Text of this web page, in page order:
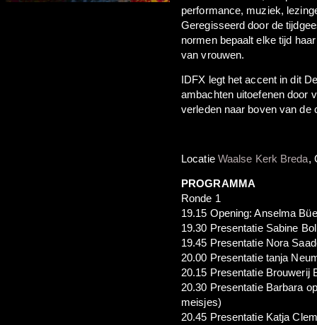
performance, muziek,
Geregisseerd door de
normen bepaalt elke tijd
van vrouwen.
IDFX legt het accent in dit
ambachten uitoefenen door
verleden naar boven van de
Locatie Waalse Kerk Breda,
PROGRAMMA
Ronde 1
19.15 Opening: Anselma
19.30 Presentatie Sabine
19.45 Presentatie Nora
20.00 Presentatie tanja
20.15 Presentatie Brouwerij
20.30 Presentatie Barbara
meisjes)
20.45 Presentatie Katja